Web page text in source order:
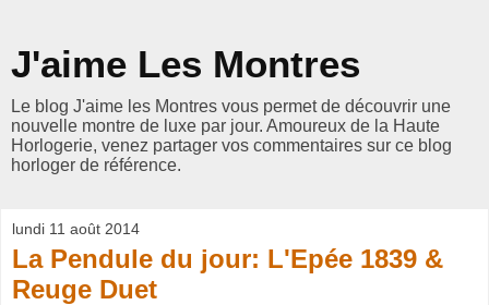
J'aime Les Montres
Le blog J'aime les Montres vous permet de découvrir une
nouvelle montre de luxe par jour. Amoureux de la Haute
Horlogerie, venez partager vos commentaires sur ce blog
horloger de référence.
lundi 11 août 2014
La Pendule du jour: L'Epée 1839 &
Reuge Duet